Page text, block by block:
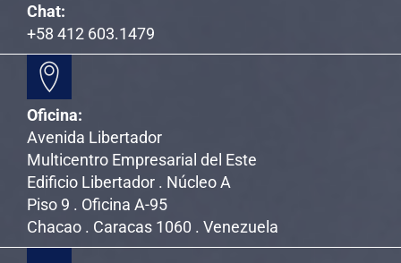
Chat:
+58 412 603.1479
Oficina:
Avenida Libertador
Multicentro Empresarial del Este
Edificio Libertador . Núcleo A
Piso 9 . Oficina A-95
Chacao . Caracas 1060 . Venezuela